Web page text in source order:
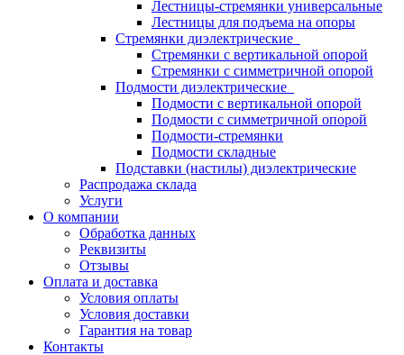
Лестницы-стремянки универсальные
Лестницы для подъема на опоры
Стремянки диэлектрические
Стремянки с вертикальной опорой
Стремянки с симметричной опорой
Подмости диэлектрические
Подмости с вертикальной опорой
Подмости с симметричной опорой
Подмости-стремянки
Подмости складные
Подставки (настилы) диэлектрические
Распродажа склада
Услуги
О компании
Обработка данных
Реквизиты
Отзывы
Оплата и доставка
Условия оплаты
Условия доставки
Гарантия на товар
Контакты